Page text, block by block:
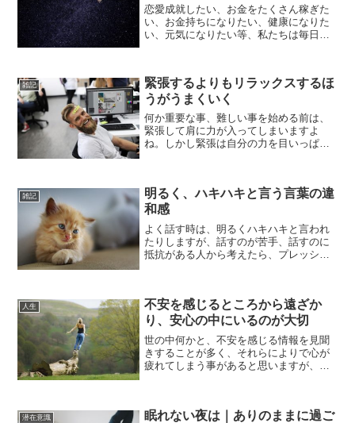
恋愛成就したい、お金をたくさん稼ぎた
い、お金持ちになりたい、健康になりた
い、元気になりたい等、私たちは毎日多
実は自分にとって大切なも...
雑記
緊張するよりもリラックスするほ
うがうまくいく
何か重要な事、難しい事を始める前は、
緊張して肩に力が入ってしまいますよ
ね。しかし緊張は自分の力を目いっぱい
を全て伝えられなくなってし...
雑記
明るく、ハキハキと言う言葉の違
和感
よく話す時は、明るくハキハキと言われ
たりしますが、話すのが苦手、話すのに
抵抗がある人から考えたら、プレッシャ
ージが開いて、明るくハキ...
人生
不安を感じるところから遠ざか
り、安心の中にいるのが大切
世の中何かと、不安を感じる情報を見聞
きすることが多く、それらによりで心が
疲れてしまう事があると思いますが、そ
ど、不安は大きくなり、そ...
潜在意識
眠れない夜は｜ありのままに過ご